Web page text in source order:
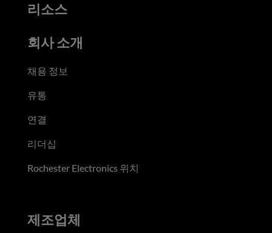
리소스
회사 소개
채용 정보
유통
연결
리더십
Rochester Electronics 위치
제조업체